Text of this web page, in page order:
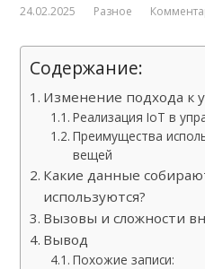
24.02.2025 Разное
Содержание:
Изменение подхода к
Реализация IoT в
Преимущества
вещей
Какие данные
используются?
Вызовы и сложности
Вывод
Похожие записи: